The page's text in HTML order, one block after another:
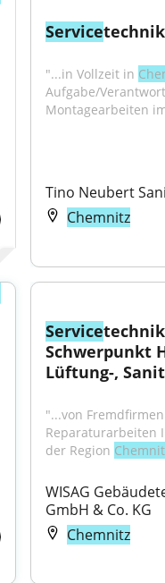
Service
"...in Vollzeit in
Aufgabe/
Montagearbeiten
Tino Neubert
Chemnitz
Service
Schwerpunkt
Lüftung-,
"...von
Reparaturarbeiten
der Region
WISAG
GmbH & Co. KG
Chemnitz